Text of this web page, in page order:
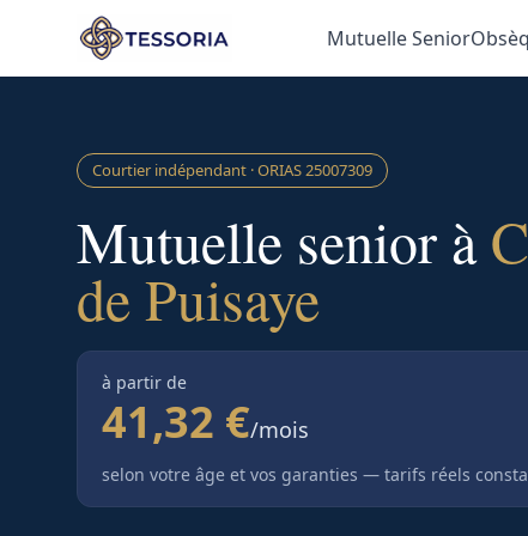
Aller au contenu principal
Mutuelle Senior
Courtier indépendant · ORIAS25007309
Mutuelle senior à
de Puisaye
à partir de
41,32 €/mois
selon votre âge et vos garanties — tarifs réels